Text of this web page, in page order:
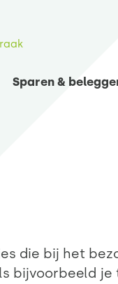
Sparen &
die bij het
bijvoorbeeld